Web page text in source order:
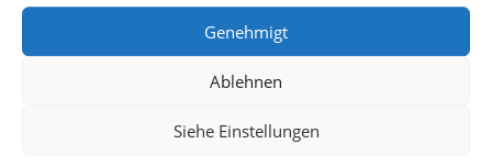
Genehmigt
Ablehnen
Siehe Einstellungen
– Begge dele afhænger dog af, at spørgsmål
og svar er troværdigt formulerede, så
undersøgelsen ikke bare handler om at tvinge
en journalistisk historie igennem. Det er også